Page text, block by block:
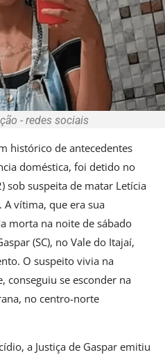
- redes sociais
histórico de antecedentes
doméstica, foi detido no
sob suspeita de matar Letícia
A vítima, que era sua
morta na noite de sábado
(SC), no Vale do Itajaí,
O suspeito vivia na
conseguiu se esconder na
no centro-norte
a Justiça de Gaspar emitiu